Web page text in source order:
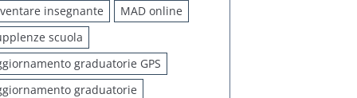
insegnante
MAD online
scuola
graduatorie GPS
graduatorie